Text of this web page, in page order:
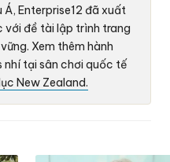
Enterprise12 đã xuất
với đề tài lập trình trang
Xem thêm hành
nhí tại sân chơi quốc tế
New Zealand.